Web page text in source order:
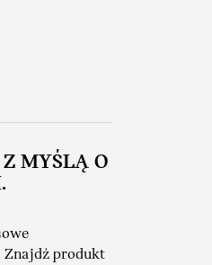
MYŚLĄ O
Znajdź produkt